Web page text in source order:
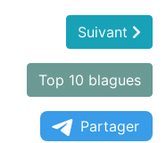
Suivant
Top 10 blagues
Partager